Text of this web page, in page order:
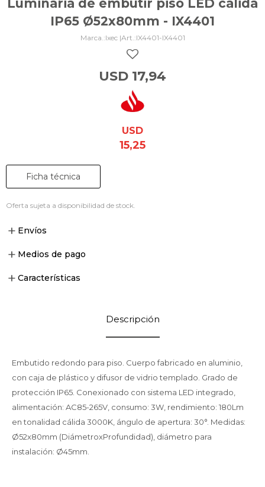
Luminaria de embutir piso LED cálida
IP65 Ø52x80mm - IX4401
Ixec | IX4401-IX4401
USD 17,94
USD
15,25
Ficha técnica
Oferta sujeta a disponibilidad de stock.
Envíos
Medios de pago
Características
Descripción
Embutido redondo para piso. Cuerpo fabricado en aluminio,
con caja de plástico y difusor de vidrio templado. Grado de
protección IP65. Conexionado con sistema LED integrado,
alimentación: AC85-265V, consumo: 3W, rendimiento: 180Lm
en tonalidad cálida 3000K, ángulo de apertura: 30°. Medidas:
Ø52x80mm (DiámetroxProfundidad), diámetro para
instalación: Ø45mm.